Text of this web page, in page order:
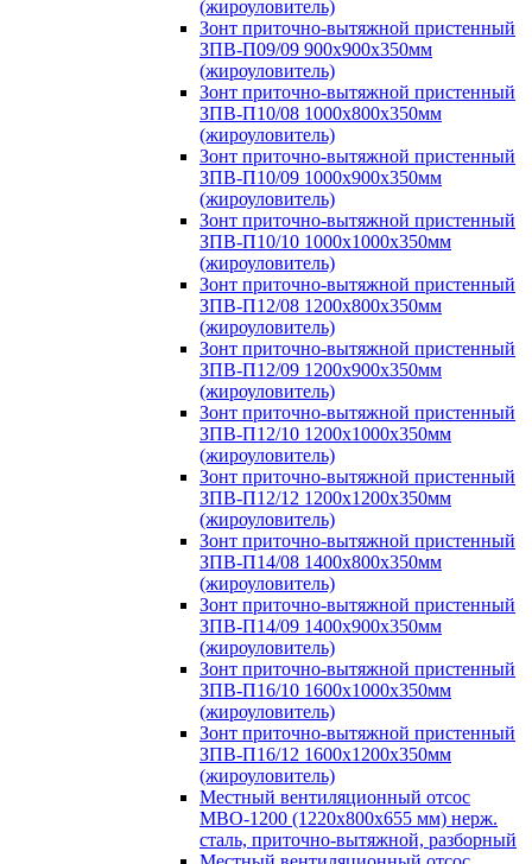
(жироуловитель)
Зонт приточно-вытяжной пристенный
ЗПВ-П09/09 900х900х350мм
(жироуловитель)
Зонт приточно-вытяжной пристенный
ЗПВ-П10/08 1000х800х350мм
(жироуловитель)
Зонт приточно-вытяжной пристенный
ЗПВ-П10/09 1000х900х350мм
(жироуловитель)
Зонт приточно-вытяжной пристенный
ЗПВ-П10/10 1000х1000х350мм
(жироуловитель)
Зонт приточно-вытяжной пристенный
ЗПВ-П12/08 1200х800х350мм
(жироуловитель)
Зонт приточно-вытяжной пристенный
ЗПВ-П12/09 1200х900х350мм
(жироуловитель)
Зонт приточно-вытяжной пристенный
ЗПВ-П12/10 1200х1000х350мм
(жироуловитель)
Зонт приточно-вытяжной пристенный
ЗПВ-П12/12 1200х1200х350мм
(жироуловитель)
Зонт приточно-вытяжной пристенный
ЗПВ-П14/08 1400х800х350мм
(жироуловитель)
Зонт приточно-вытяжной пристенный
ЗПВ-П14/09 1400х900х350мм
(жироуловитель)
Зонт приточно-вытяжной пристенный
ЗПВ-П16/10 1600х1000х350мм
(жироуловитель)
Зонт приточно-вытяжной пристенный
ЗПВ-П16/12 1600х1200х350мм
(жироуловитель)
Местный вентиляционный отсос
МВО-1200 (1220х800х655 мм) нерж.
сталь, приточно-вытяжной, разборный